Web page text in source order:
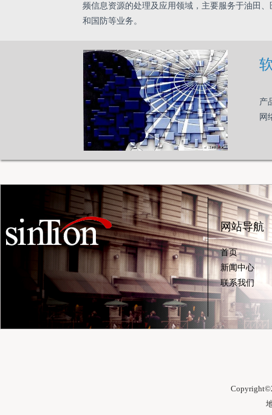
频信息资源的处理及应用领域，主要服务于油田
和国防等业务。
产
网
网站导航
首页
新闻中心
联系我们